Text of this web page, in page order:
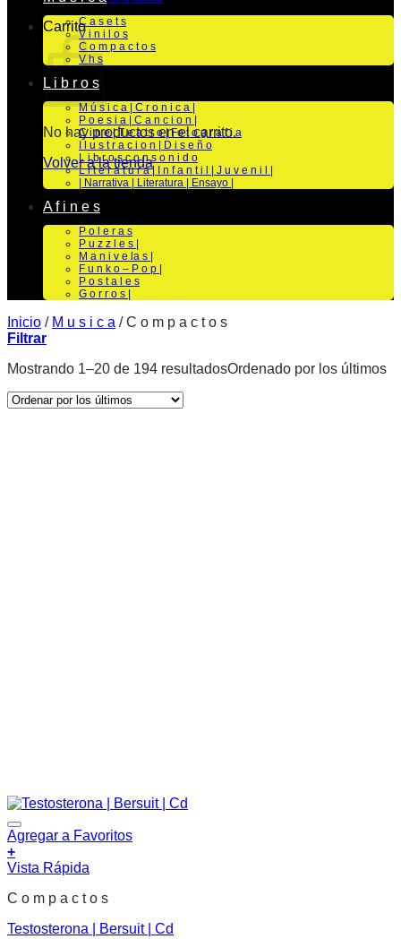
Carrito
No hay productos en el carrito.
Volver a la tienda
C a s e t s
V i n i l o s
C o m p a c t o s
V h s
L i b r o s
M ú s i c a | C r o n i c a |
P o e s i a | C a n c i o n |
C i n e | T e a t r o | Fo t o g r a f i a
I l u s t r a c i o n | D i s e ñ o
L i b r o s c o n s o n i d o
L i t e r a t u r a | I n f a n t i l | J u v e n i l |
| Narrativa | Literatura | Ensayo |
A f i n e s
P o l e r a s
P u z z l e s |
M a n i v e la s |
F u n k o – P o p |
P o s t a l e s
G o r r o s |
Inicio / M u s i c a /C o m p a c t o s
Filtrar
Mostrando 1–20 de 194 resultadosOrdenado por los últimos
Agregar a Favoritos
+
Vista Rápida
C o m p a c t o s
Testosterona | Bersuit | Cd